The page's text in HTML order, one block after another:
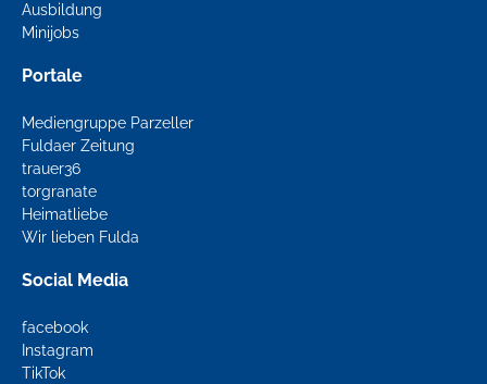
Ausbildung
Minijobs
Portale
Mediengruppe Parzeller
Fuldaer Zeitung
trauer36
torgranate
Heimatliebe
Wir lieben Fulda
Social Media
facebook
Instagram
TikTok